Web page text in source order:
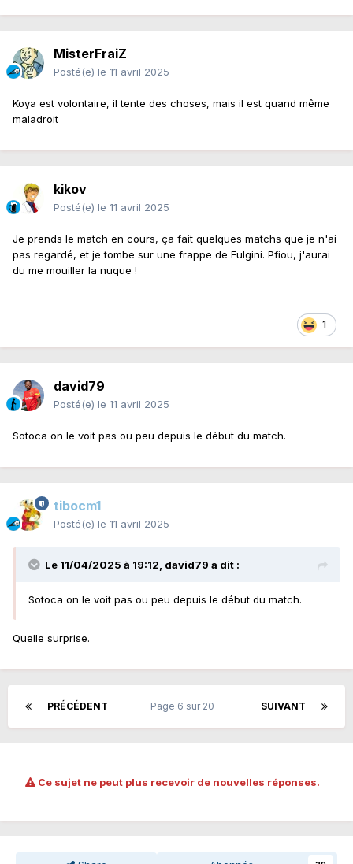
MisterFraiZ
Posté(e) le 11 avril 2025
Koya est volontaire, il tente des choses, mais il est quand même
maladroit
kikov
Posté(e) le 11 avril 2025
Je prends le match en cours, ça fait quelques matchs que je n'ai
pas regardé, et je tombe sur une frappe de Fulgini. Pfiou, j'aurai
du me mouiller la nuque !
1
david79
Posté(e) le 11 avril 2025
Sotoca on le voit pas ou peu depuis le début du match.
tibocm1
Posté(e) le 11 avril 2025
Le 11/04/2025 à 19:12, david79 a dit :
Sotoca on le voit pas ou peu depuis le début du match.
Quelle surprise.
PRÉCÉDENT SUIVANT
Page 6 sur 20
Ce sujet ne peut plus recevoir de nouvelles réponses.